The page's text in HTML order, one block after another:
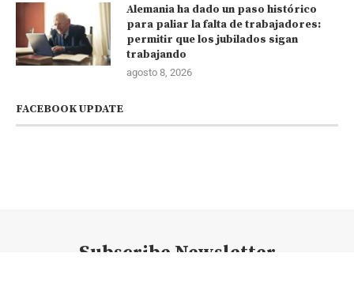
Alemania ha dado un paso histórico
para paliar la falta de trabajadores:
permitir que los jubilados sigan
trabajando
agosto 8, 2026
FACEBOOK UPDATE
Subscribe Newsletter